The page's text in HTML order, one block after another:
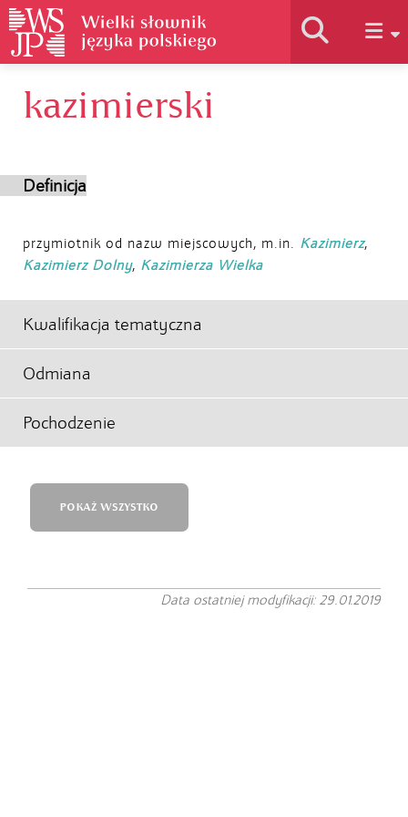
Historia słownika
kazimierski
Definicja
przymiotnik od nazw miejscowych, m.in. Kazimierz,
Kazimierz Dolny, Kazimierza Wielka
Kwalifikacja tematyczna
Odmiana
Pochodzenie
POKAŻ WSZYSTKO
Data ostatniej modyfikacji: 29.01.2019